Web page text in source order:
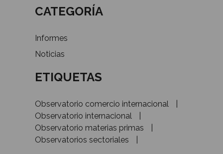
CATEGORÍA
Informes
Noticias
ETIQUETAS
Observatorio comercio internacional
Observatorio internacional
Observatorio materias primas
Observatorios sectoriales